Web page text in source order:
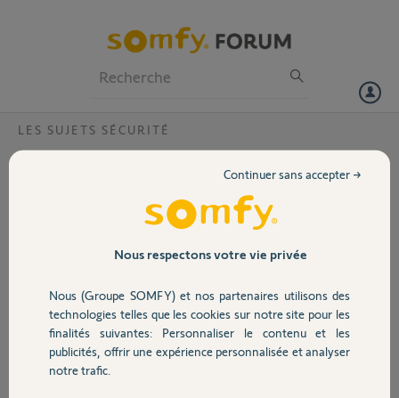
Volet
Sécurité
Domotique
LES SUJETS SÉCURITÉ
Sirène intérieure qui ne sonne plus
Suite à un cambriolage, et à un coup porté sur la sirène intérieure, j'ai
En effet, lorsque je mets en marche l'alarme, la sirène interieure
émet bien les bips, par contre elle ne sonne pluslors d'uin
Il y a t il une mise en sécurité, un réglage ou bien est elle HS ?
Merci de vos réponses
Stéphane
Nous respectons votre vie privée
Nous (Groupe SOMFY) et nos partenaires utilisons des
technologies telles que les cookies sur notre site pour les
finalités suivantes: Personnaliser le contenu et les
publicités, offrir une expérience personnalisée et analyser
notre trafic.
Continuer sans accepter →